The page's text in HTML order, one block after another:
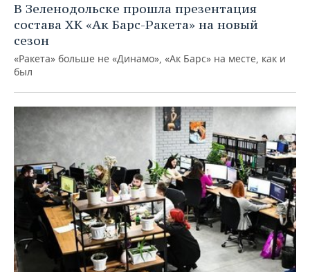
В Зеленодольске прошла презентация
состава ХК «Ак Барс-Ракета» на новый
сезон
«Ракета» больше не «Динамо», «Ак Барс» на месте, как и
был